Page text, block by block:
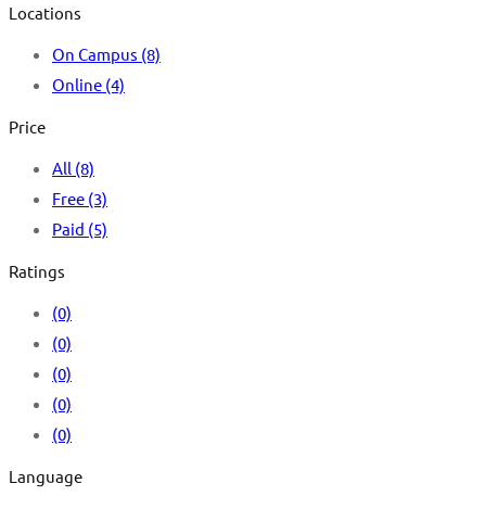
Locations
On Campus (8)
Online (4)
Price
All (8)
Free (3)
Paid (5)
Ratings
(0)
(0)
(0)
(0)
(0)
Language